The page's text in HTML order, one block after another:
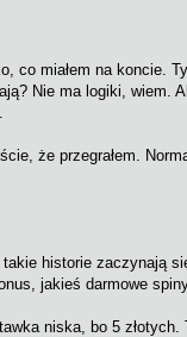
co miałem na koncie.
Nie ma logiki, wiem.
że przegrałem.
historie zaczynają
jakieś darmowe
niska, bo 5